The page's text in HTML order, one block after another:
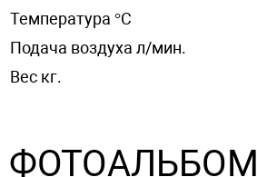
Температура °C
Подача воздуха л/мин.
Вес кг.
ФОТОАЛЬБОМ